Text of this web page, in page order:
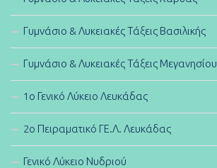
Γυμνάσιο & Λυκειακές Τάξεις Βασιλικής
Γυμνάσιο & Λυκειακές Τάξεις Μεγανησίου
1ο Γενικό Λύκειο Λευκάδας
2ο Πειραματικό ΓΕ.Λ. Λευκάδας
Γενικό Λύκειο Νυδριού